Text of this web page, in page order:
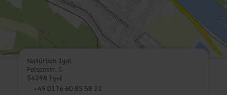
Natürlich Igel
Felsenstr. 5
54298 Igel
+49 0176 60 85 58 22